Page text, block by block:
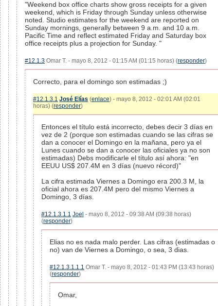
"Weekend box office charts show gross receipts for a given
weekend, which is Friday through Sunday unless otherwise
noted. Studio estimates for the weekend are reported on
Sunday mornings, generally between 9 a.m. and 10 a.m.
Pacific Time and reflect estimated Friday and Saturday box
office receipts plus a projection for Sunday. "
#12.1.3 Omar T. - mayo 8, 2012 - 01:15 AM (01:15 horas) (responder)
Correcto, para el domingo son estimadas ;)
#12.1.3.1 José Elías (enlace) - mayo 8, 2012 - 02:01 AM (02:01
horas) (responder)
Entonces el título está incorrecto, debes decir 3 días en
vez de 2 (porque son estimadas cuando se las cifras se
dan a conocer el Domingo en la mañana, pero ya el
Lunes cuando se dan a conocer las oficiales ya no son
estimadas) Debs modificarle el título así ahora: "en
EEUU US$ 207.4M en 3 días (nuevo récord)"
La cifra estimada Viernes a Domingo era 200.3 M, la
oficial ahora es 207.4M pero del mismo Viernes a
Domingo, 3 días.
#12.1.3.1.1 Joel - mayo 8, 2012 - 09:38 AM (09:38 horas)
(responder)
Elias no es nada malo perder. Las cifras (estimadas o
no) van de Viernes a Domingo, o sea, 3 dias.
#12.1.3.1.1.1 Omar T. - mayo 8, 2012 - 01:43 PM (13:43 horas)
(responder)
Omar,